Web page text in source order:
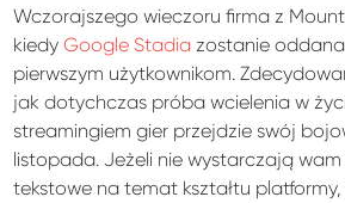
Wczorajszego wieczoru firma z
kiedyGoogle Stadia zostanie
pierwszym użytkownikom.
jak dotychczas próba wcielenia w
streamingiem gier przejdzie swój
listopada. Jeżeli nie wystarczają
tekstowe na temat kształtu